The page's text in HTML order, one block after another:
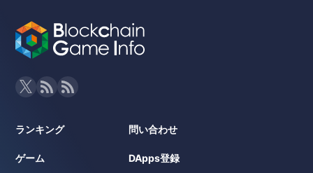
ランキング
ゲーム
問い合わせ
DApps登録